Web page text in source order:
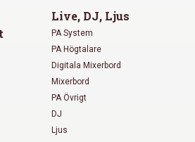
Live, DJ, Ljus
PA System
PA Högtalare
Digitala Mixerbord
Mixerbord
PA Övrigt
DJ
Ljus